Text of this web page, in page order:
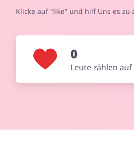
Klicke auf "like" und hilf Uns es zu
0
Leute zählen